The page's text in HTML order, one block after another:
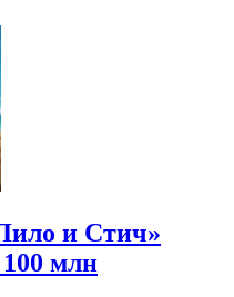
и Стич»
млн